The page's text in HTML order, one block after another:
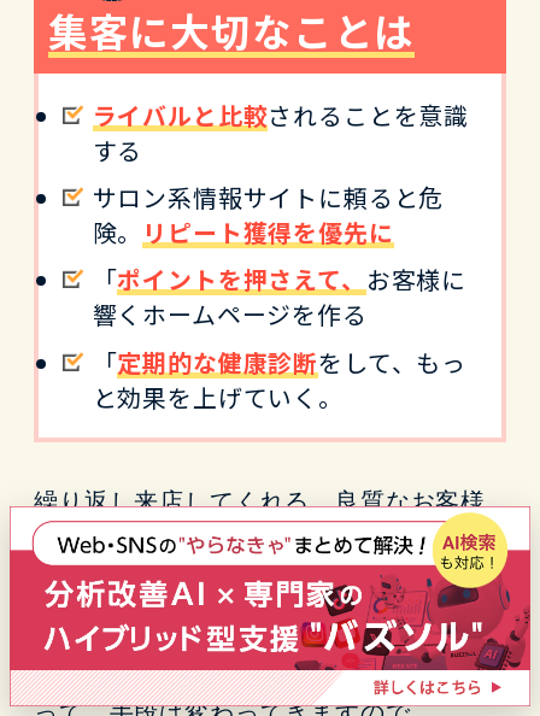
集客に大切なことは
ライバルと比較されることを意識
する
サロン系情報サイトに頼ると危
険。
リピート獲得を優先に
「ポイントを押さえて、 お客様に
響くホームページを作る
「定期的な健康診断をして、もっ
と効果を上げていく。
繰り返し来店してくれる、良質なお客様
を獲得するためには、
ポイントを押さえたオリジナルデザイン
のホームページがとても効果的です。
専門分野や地域性、得意なスタイルによ